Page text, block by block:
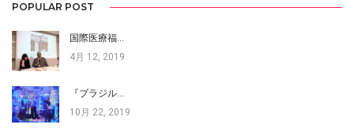
POPULAR POST
国際医療福…
4月 12, 2019
『ブラジル…
10月 22, 2019